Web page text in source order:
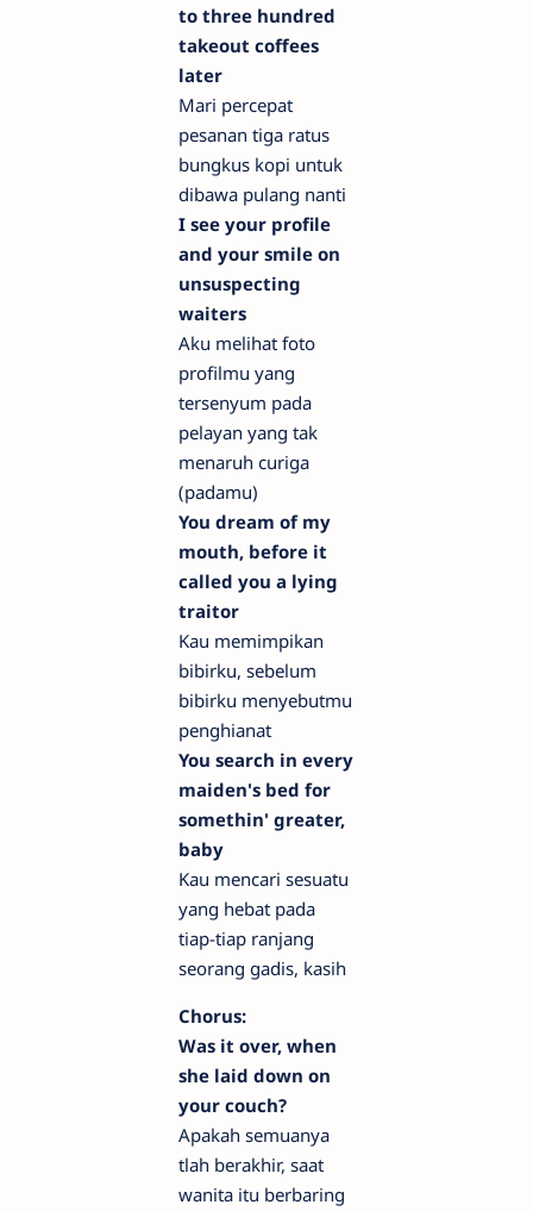
to three hundred
takeout coffees
later
Mari percepat
pesanan tiga ratus
bungkus kopi untuk
dibawa pulang nanti
I see your profile
and your smile on
unsuspecting
waiters
Aku melihat foto
profilmu yang
tersenyum pada
pelayan yang tak
menaruh curiga
(padamu)
You dream of my
mouth, before it
called you a lying
traitor
Kau memimpikan
bibirku, sebelum
bibirku menyebutmu
penghianat
You search in every
maiden's bed for
somethin' greater,
baby
Kau mencari sesuatu
yang hebat pada
tiap-tiap ranjang
seorang gadis, kasih
Chorus:
Was it over, when
she laid down on
your couch?
Apakah semuanya
tlah berakhir, saat
wanita itu berbaring